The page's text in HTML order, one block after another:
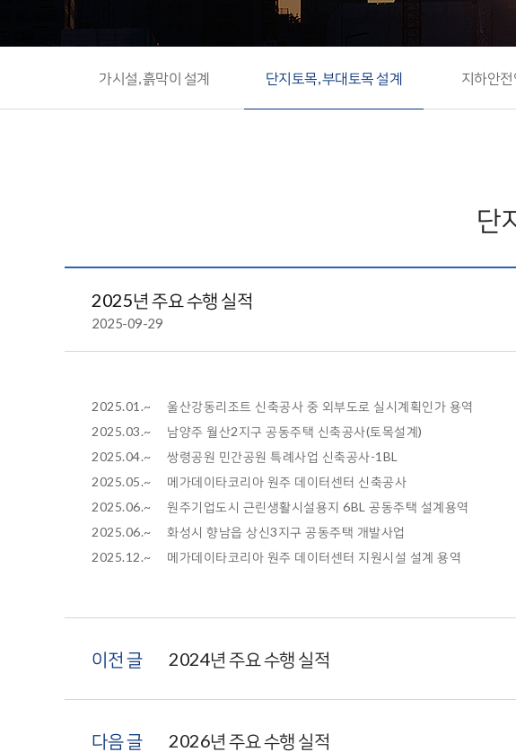
가시설, 흙막이 설계 단지토목, 부대토목 설계 지하안
단
2025년 주요 수행 실적
2025-09-29
2025.01.~ 울산강동리조트 신축공사 중 외부도로 실시계획인가 용역
2025.03.~ 남양주 월산2지구 공동주택 신축공사(토목설계)
2025.04.~ 쌍령공원 민간공원 특례사업 신축공사-1BL
2025.05.~ 메가데이타코리아 원주 데이터센터 신축공사
2025.06.~ 원주기업도시 근린생활시설용지 6BL 공동주택 설계용역
2025.06.~ 화성시 향남읍 상신3지구 공동주택 개발사업
2025.12.~ 메가데이타코리아 원주 데이터센터 지원시설 설계 용역
이전 글 2024년 주요 수행 실적
다음 글 2026년 주요 수행 실적